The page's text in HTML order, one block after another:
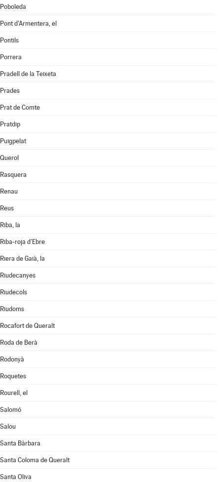
Poboleda
Pont d'Armentera, el
Pontils
Porrera
Pradell de la Teixeta
Prades
Prat de Comte
Pratdip
Puigpelat
Querol
Rasquera
Renau
Reus
Riba, la
Riba-roja d'Ebre
Riera de Gaià, la
Riudecanyes
Riudecols
Riudoms
Rocafort de Queralt
Roda de Berà
Rodonyà
Roquetes
Rourell, el
Salomó
Salou
Santa Bàrbara
Santa Coloma de Queralt
Santa Oliva